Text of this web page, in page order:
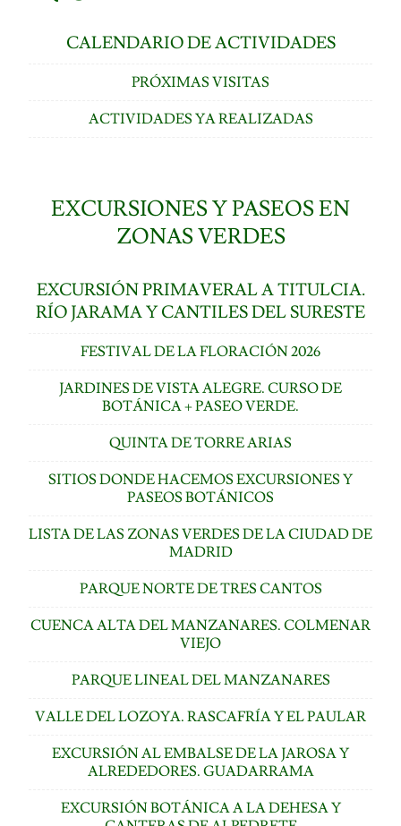
CALENDARIO DE ACTIVIDADES
PRÓXIMAS VISITAS
ACTIVIDADES YA REALIZADAS
EXCURSIONES Y PASEOS EN
ZONAS VERDES
EXCURSIÓN PRIMAVERAL A TITULCIA.
RÍO JARAMA Y CANTILES DEL SURESTE
FESTIVAL DE LA FLORACIÓN 2026
JARDINES DE VISTA ALEGRE. CURSO DE
BOTÁNICA + PASEO VERDE.
QUINTA DE TORRE ARIAS
SITIOS DONDE HACEMOS EXCURSIONES Y
PASEOS BOTÁNICOS
LISTA DE LAS ZONAS VERDES DE LA CIUDAD DE
MADRID
PARQUE NORTE DE TRES CANTOS
CUENCA ALTA DEL MANZANARES. COLMENAR
VIEJO
PARQUE LINEAL DEL MANZANARES
VALLE DEL LOZOYA. RASCAFRÍA Y EL PAULAR
EXCURSIÓN AL EMBALSE DE LA JAROSA Y
ALREDEDORES. GUADARRAMA
EXCURSIÓN BOTÁNICA A LA DEHESA Y